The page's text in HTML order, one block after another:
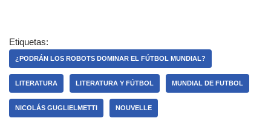
Etiquetas:
¿PODRÁN LOS ROBOTS DOMINAR EL FÚTBOL MUNDIAL?
LITERATURA LITERATURA Y FÚTBOL MUNDIAL DE FUTBOL
NICOLÁS GUGLIELMETTI NOUVELLE